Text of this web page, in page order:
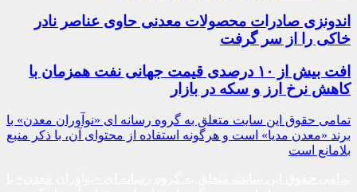
اندونزی صادرات محصولات معدنی حاوی عناصر نادر
خاکی را از سر گرفت
افت بیش از ۱۰ درصدی قیمت جهانی نفت همزمان با
کاهش نرخ ارز و سکه در بازار
تمامی حقوق این سایت متعلق به گروه رسانه ای «نوآوران معدن» با
برند «معدن مدیا» است و هرگونه استفاده از محتوای آن، با ذکر منبع
بلامانع است